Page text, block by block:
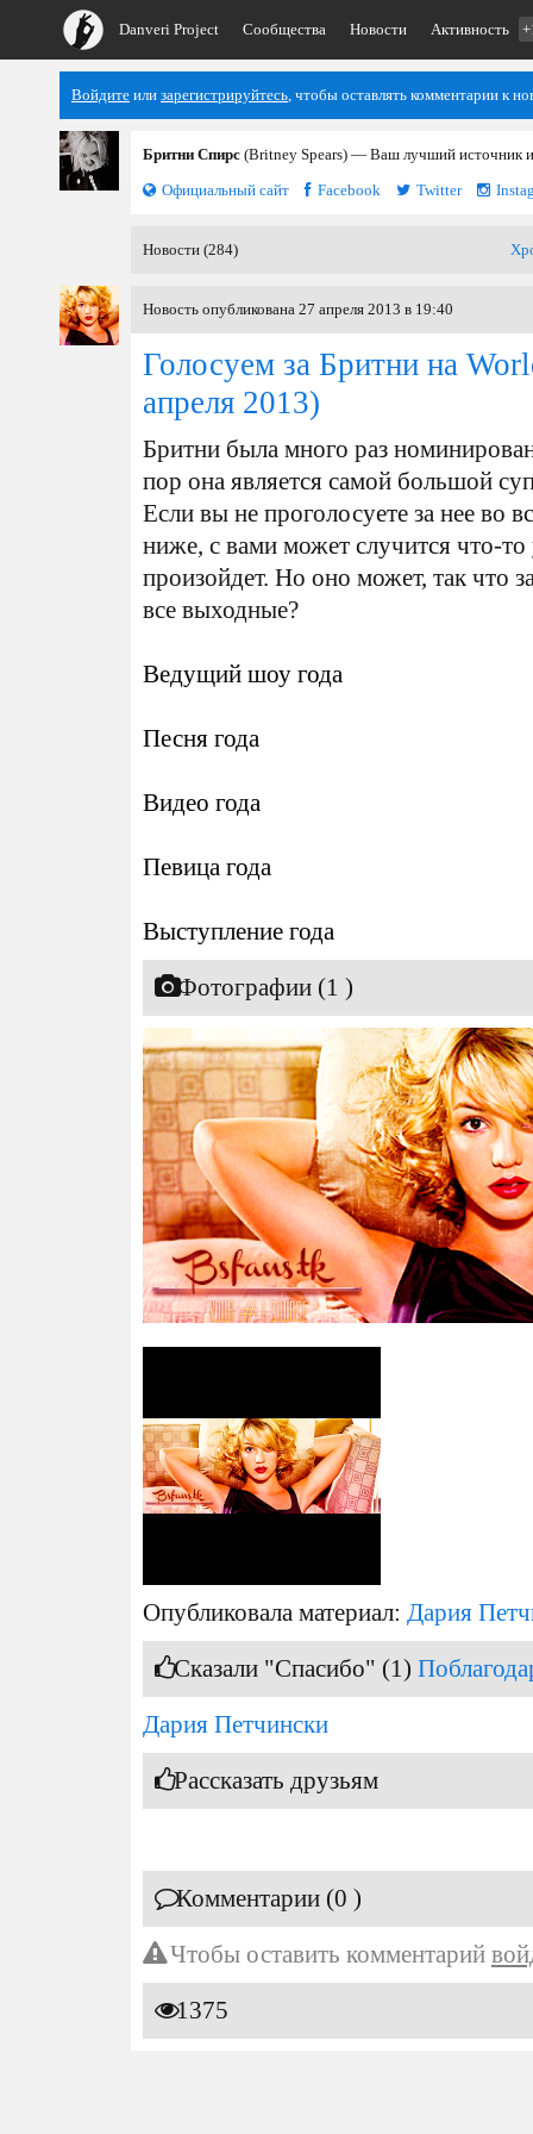
Danveri Project Сообщества Новости Активность
Войдите или зарегистрируйтесь, чтобы оставлять комментарии к
Бритни Спирс (Britney Spears) — Ваш лучший источник
Официальный сайт
Facebook Twitter
Новости (284)
Новость опубликована 27 апреля 2013 в 19:40
Голосуем за Бритни на
апреля 2013)
Бритни была много раз
пор она является самой большой
Если вы не проголосуете за нее во
ниже, с вами может случится что-то
произойдет. Но оно может, так что
все выходные?
Ведущий шоу года
Песня года
Видео года
Певица года
Выступление года
Фотографии (1 )
Опубликовала материал: Дария
Сказали "Спасибо" (1)
Дария Петчински
Рассказать друзьям
Комментарии (0 )
Чтобы оставить комментарий
1375